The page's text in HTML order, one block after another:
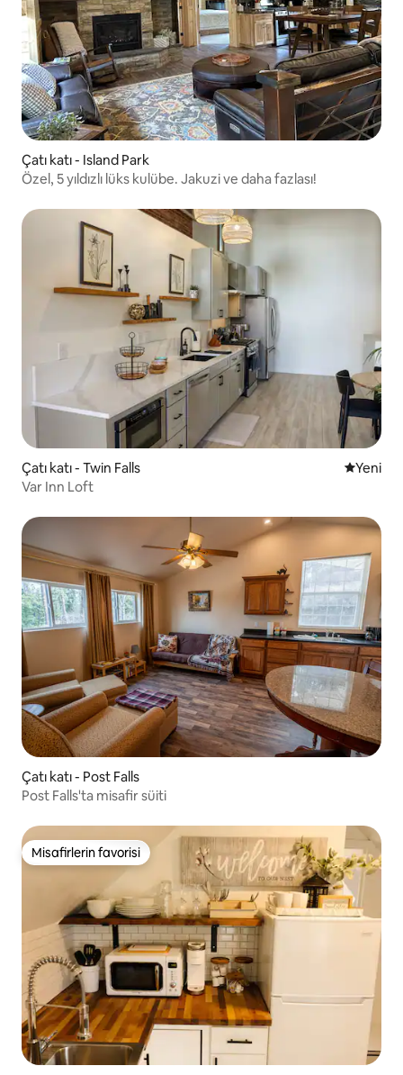
Çatı katı - Island Park
Özel, 5 yıldızlı lüks kulübe. Jakuzi ve daha fazlası!
Çatı katı - Twin Falls Yeni
Yeni
Var Inn Loft
Çatı katı - Post Falls
Post Falls'ta misafir süiti
Misafirlerin favorisi
Misafirlerin favorisi